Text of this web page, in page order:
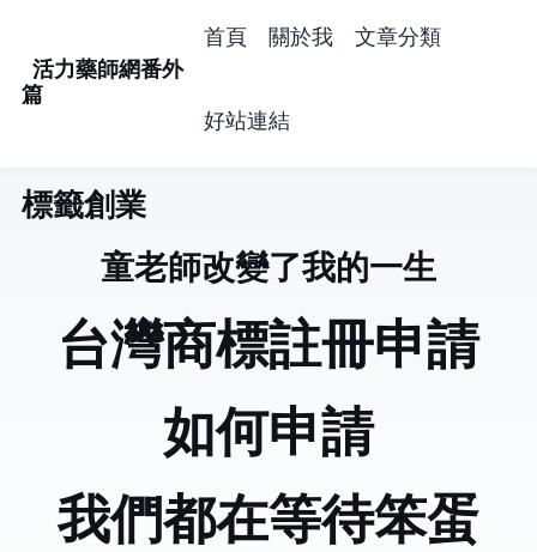
活力藥師網番外
篇
首頁 關於我 文章分類
好站連結
標籤: 創業 (27)
童老師改變了我的一生
台灣商標註冊申請
如何申請Sbir
我們都在等待笨蛋